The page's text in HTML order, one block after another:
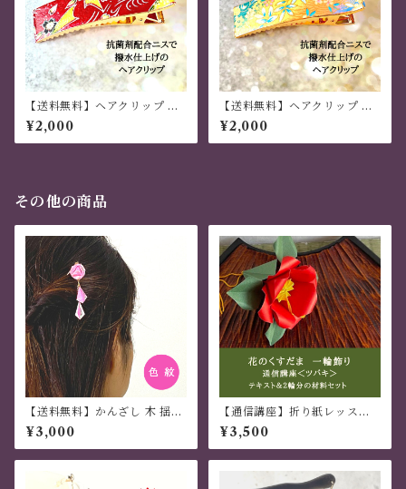
【送料無料】ヘアクリップ 大
きめ しっかり おしゃれ 金属製
和風 ハンドメイド 茶色
¥2,000
【送料無料】ヘアクリップ 大
きめ しっかり おしゃれ 金属製
和風 ハンドメイド 虹色
¥2,000
その他の商品
【送料無料】かんざし 木 揺れ
る 普段使い ハンドメイド 日本
伝統 折り紙 撥水仕上 職人技
ピンク 夏祭り 花火大会 プレゼ
¥3,000
【通信講座】折り紙レッスン
花のくすだま ツバキの一輪
飾り
¥3,500